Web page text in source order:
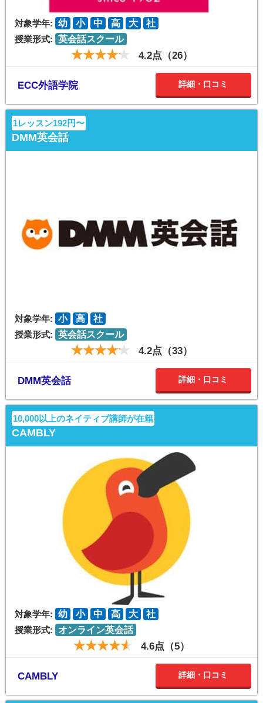
対象学年: 幼 小 中 高 大
社
授業形式: 英会話スクール
4.2点（26）
ECC外語学院 詳細・口コミ
1レッスン192円〜
DMM英会話
対象学年: 小 高
社
授業形式: 英会話スクール
4.2点（33）
DMM英会話 詳細・口コミ
10,000以上のネイティブ講師が在籍
CAMBLY
対象学年: 幼 小 中 高 大
社
授業形式:
オンライン英会話
4.6点（5）
CAMBLY 詳細・口コミ